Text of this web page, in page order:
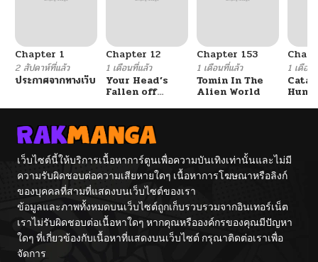
Chapter 1
2 สัปดาห์ที่แล้ว
ประกาศจากทางเว็บ
Chapter 12
1 เดือนที่แล้ว
Your Head’s
Fallen off
Chapter 153
1 เดือนที่แล้ว
Tomin In The
Alien World
1 เดือน
เว็บไซต์นี้ให้บริการเนื้อหาการ์ตูนเพื่อความบันเทิงเท่านั้นและไม่มี
ความรับผิดชอบต่อความเสียหายใดๆ เนื้อหาการโฆษณาหรือลิงก์
ของบุคคลที่สามที่แสดงบนเว็บไซต์ของเรา
ข้อมูลและภาพทั้งหมดบนเว็บไซต์ถูกเก็บรวบรวมจากอินเทอร์เน็ต
เราไม่รับผิดชอบต่อเนื้อหาใดๆ หากคุณหรือองค์กรของคุณมีปัญหา
ใดๆ ที่เกี่ยวข้องกับเนื้อหาที่แสดงบนเว็บไซต์ กรุณาติดต่อเราเพื่อ
จัดการ